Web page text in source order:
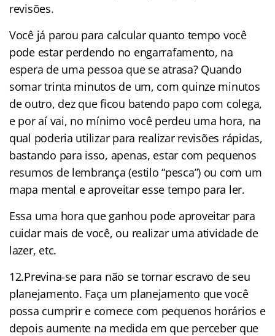
revisões.
Você já parou para calcular quanto tempo você
pode estar perdendo no engarrafamento, na
espera de uma pessoa que se atrasa? Quando
somar trinta minutos de um, com quinze minutos
de outro, dez que ficou batendo papo com colega,
e por aí vai, no mínimo você perdeu uma hora, na
qual poderia utilizar para realizar revisões rápidas,
bastando para isso, apenas, estar com pequenos
resumos de lembrança (estilo “pesca”) ou com um
mapa mental e aproveitar esse tempo para ler.
Essa uma hora que ganhou pode aproveitar para
cuidar mais de você, ou realizar uma atividade de
lazer, etc.
12.Previna-se para não se tornar escravo de seu
planejamento. Faça um planejamento que você
possa cumprir e comece com pequenos horários e
depois aumente na medida em que perceber que